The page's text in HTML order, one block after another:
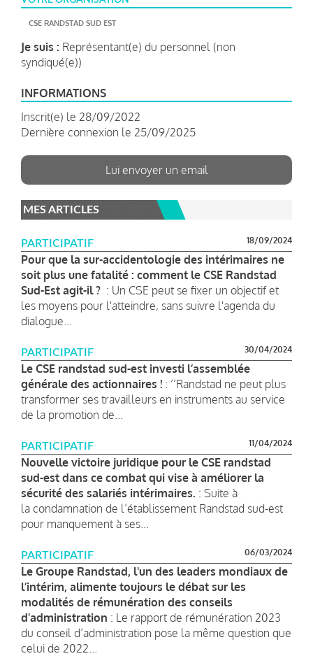
CSE RANDSTAD SUD EST
Je suis : Représentant(e) du personnel (non
syndiqué(e))
INFORMATIONS
Inscrit(e) le 28/09/2022
Dernière connexion le 25/09/2025
Lui envoyer un email
MES ARTICLES
PARTICIPATIF 18/09/2024
Pour que la sur-accidentologie des intérimaires ne
soit plus une fatalité : comment le CSE Randstad
Sud-Est agit-il ? : Un CSE peut se fixer un objectif et
les moyens pour l'atteindre, sans suivre l'agenda du
dialogue...
PARTICIPATIF 30/04/2024
Le CSE randstad sud-est investi l’assemblée
générale des actionnaires ! : ‘’Randstad ne peut plus
transformer ses travailleurs en instruments au service
de la promotion de...
PARTICIPATIF 11/04/2024
Nouvelle victoire juridique pour le CSE randstad
sud-est dans ce combat qui vise à améliorer la
sécurité des salariés intérimaires. : Suite à
la condamnation de l’établissement Randstad sud-est
pour manquement à ses...
PARTICIPATIF 06/03/2024
Le Groupe Randstad, l'un des leaders mondiaux de
l’intérim, alimente toujours le débat sur les
modalités de rémunération des conseils
d'administration : Le rapport de rémunération 2023
du conseil d’administration pose la même question que
celui de 2022...